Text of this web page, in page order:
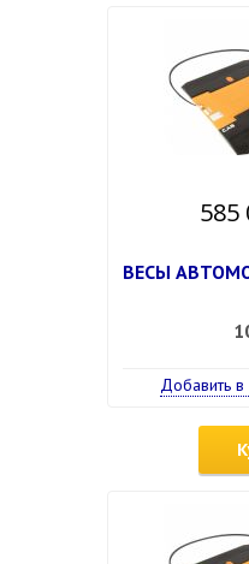
585
ВЕСЫ
Добавить в